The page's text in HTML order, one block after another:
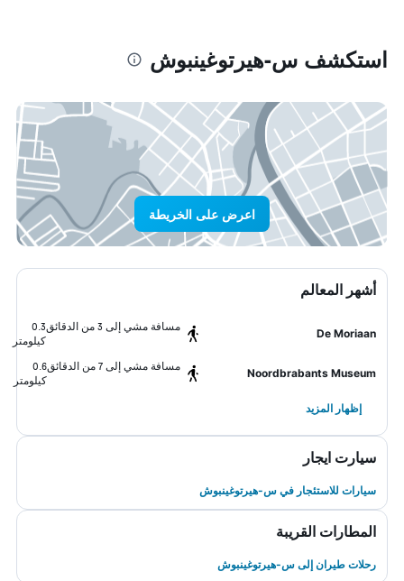
استكشف س-هيرتوغينبوش
اعرض على الخريطة
أشهر المعالم
De Moriaan
مسافة مشي إلى 3 من الدقائق
0.3
كيلومتر
Noordbrabants Museum
مسافة مشي إلى 7 من الدقائق
0.6
كيلومتر
إظهار المزيد
سيارت ايجار
سيارات للاستئجار في س-هيرتوغينبوش
المطارات القريبة
رحلات طيران إلى س-هيرتوغينبوش